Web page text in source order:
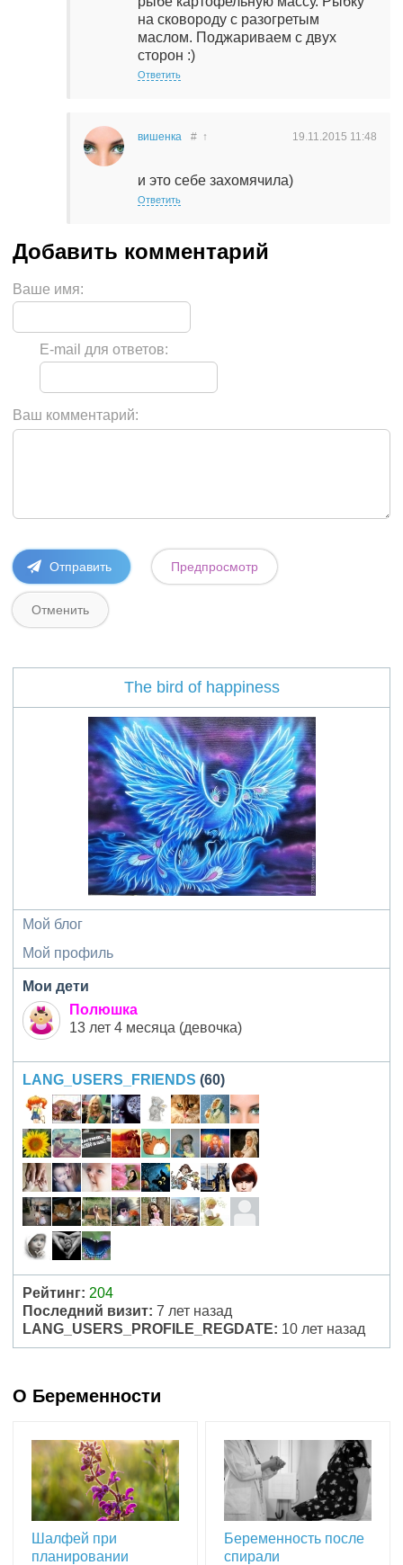
на сковороду с разогретым
маслом. Поджариваем с двух
сторон :)
Ответить
вишенка 19.11.2015 11:48
# ↑
и это себе захомячила)
Ответить
Ваше имя:
E-mail для ответов:
Ваш комментарий:
The bird of happiness
Мой блог
Мой профиль
Мои дети
Полюшка
13 лет 4 месяца (девочка)
LANG_USERS_FRIENDS (60)
Рейтинг: 204
Последний визит: 7 лет назад
LANG_USERS_PROFILE_REGDATE: 10 лет назад
О Беременности
Шалфей при
планировании
Беременность после
спирали